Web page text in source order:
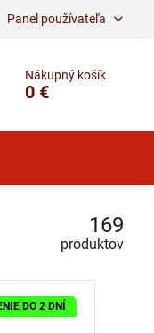
Panel používateľa
Nákupný košík
0 €
169
produktov
DO 2 DNÍ